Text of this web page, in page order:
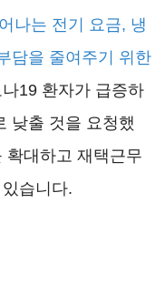
나는 전기 요금, 냉
담을 줄여주기 위한
19 환자가 급증하
낮출 것을 요청했
확대하고 재택근무
습니다.